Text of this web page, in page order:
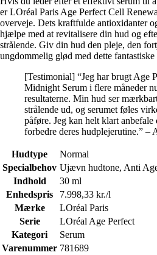
er LOréal Paris Age Perfect Cell
overveje. Dets kraftfulde antioxidanter
hjælpe med at revitalisere din hud og
strålende. Giv din hud den pleje, den
ungdommelig glød med dette fantastiske
[Testimonial] “Jeg har brugt Age
Midnight Serum i flere måneder
resultaterne. Min hud ser
strålende ud, og serumet føles
påføre. Jeg kan helt klart
forbedre deres hudplejerutine.” –
Hudtype
Normal
Specialbehov Ujævn hudtone, Anti
Indhold
30 ml
Enhedspris
7.998,33 kr./l
Mærke
LOréal Paris
Serie
LOréal Age Perfect
Kategori
Serum
Varenummer 781689